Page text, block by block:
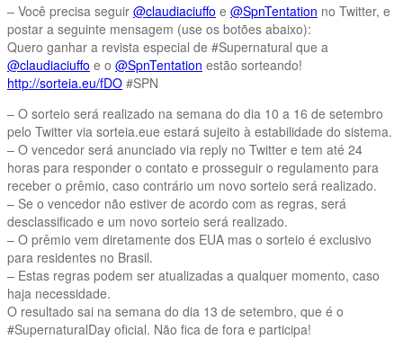
– Você precisa seguir @claudiaciuffo e @SpnTentation no Twitter, e
postar a seguinte mensagem (use os botões abaixo):
Quero ganhar a revista especial de #Supernatural que a
@claudiaciuffo e o @SpnTentation estão sorteando!
http://sorteia.eu/fDO #SPN
– O sorteio será realizado na semana do dia 10 a 16 de setembro
pelo Twitter via sorteia.eue estará sujeito à estabilidade do sistema.
– O vencedor será anunciado via reply no Twitter e tem até 24
horas para responder o contato e prosseguir o regulamento para
receber o prêmio, caso contrário um novo sorteio será realizado.
– Se o vencedor não estiver de acordo com as regras, será
desclassificado e um novo sorteio será realizado.
– O prêmio vem diretamente dos EUA mas o sorteio é exclusivo
para residentes no Brasil.
– Estas regras podem ser atualizadas a qualquer momento, caso
haja necessidade.
O resultado sai na semana do dia 13 de setembro, que é o
#SupernaturalDay oficial. Não fica de fora e participa!